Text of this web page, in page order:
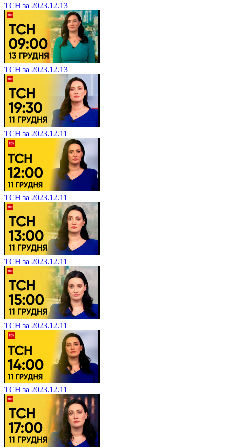
ТСН за 2023.12.13
ТСН за 2023.12.13
ТСН за 2023.12.11
ТСН за 2023.12.11
ТСН за 2023.12.11
ТСН за 2023.12.11
ТСН за 2023.12.11